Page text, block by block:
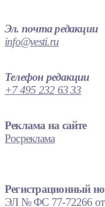
Эл. почта редакции
info@vesti.ru
Телефон редакции
+7 495 232 63 33
Реклама на сайте
Росреклама
Регистрационный
ЭЛ № ФС 77-72266 от